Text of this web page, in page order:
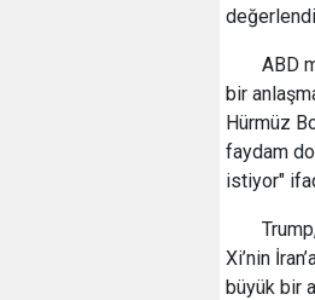
ABD
bir
Hürmüz
faydam
istiyor"
Xi’nin
büyük bir